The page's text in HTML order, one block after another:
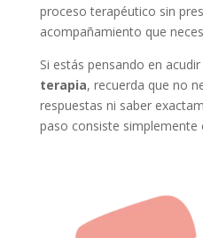
proceso terapéutico sin
acompañamiento que
Si estás pensando en
terapia, recuerda que no
respuestas ni saber
paso consiste simplemente